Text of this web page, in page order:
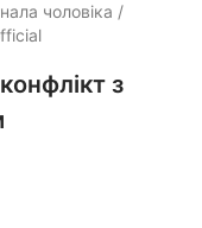
чоловіка /
з